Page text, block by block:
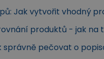
Jak vytvořit vhodný
produktů - jak na
správně pečovat o